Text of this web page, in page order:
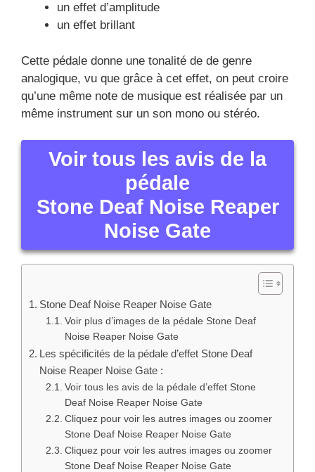
un effet d’amplitude
un effet brillant
Cette pédale donne une tonalité de de genre
analogique, vu que grâce à cet effet, on peut croire
qu’une même note de musique est réalisée par un
même instrument sur un son mono ou stéréo.
Voir tous les avis de la
pédale
Stone Deaf Noise Reaper
Noise Gate
Stone Deaf Noise Reaper Noise Gate
Voir plus d’images de la pédale Stone Deaf
Noise Reaper Noise Gate
Les spécificités de la pédale d’effet Stone Deaf
Noise Reaper Noise Gate :
Voir tous les avis de la pédale d’effet Stone
Deaf Noise Reaper Noise Gate
Cliquez pour voir les autres images ou zoomer
Stone Deaf Noise Reaper Noise Gate
Cliquez pour voir les autres images ou zoomer
Stone Deaf Noise Reaper Noise Gate